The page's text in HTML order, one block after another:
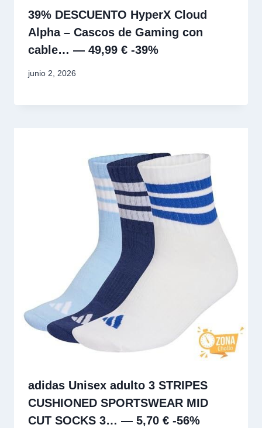
39% DESCUENTO HyperX Cloud
Alpha – Cascos de Gaming con
cable… — 49,99 € -39%
junio 2, 2026
adidas Unisex adulto 3 STRIPES
CUSHIONED SPORTSWEAR MID
CUT SOCKS 3… — 5,70 € -56%